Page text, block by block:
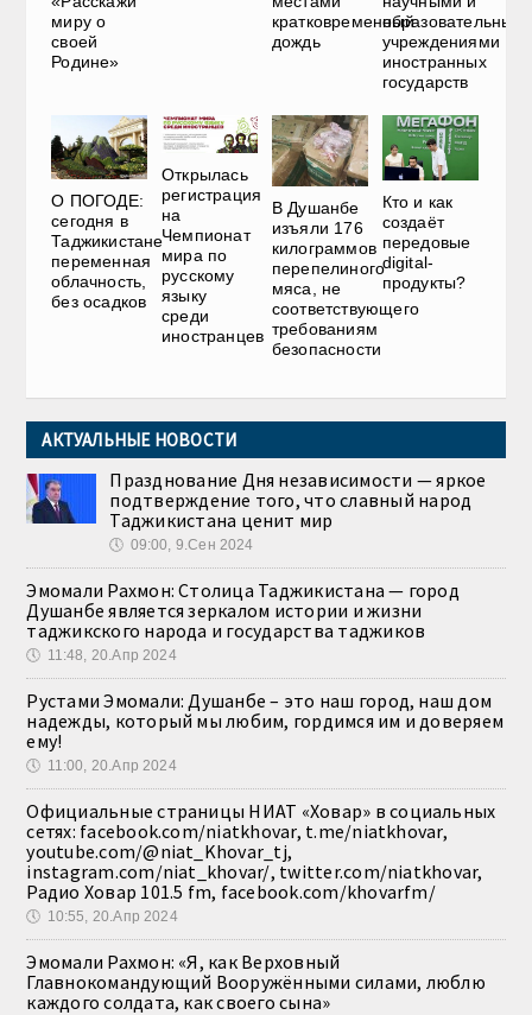
миру о
своей
Родине»
кратковременный
дождь
учреждениями
иностранных
государств
О ПОГОДЕ:
сегодня в
Таджикистане
переменная
облачность,
без осадков
Открылась
регистрация
на
Чемпионат
мира по
русскому
языку
среди
иностранцев
В Душанбе
изъяли 176
килограммов
перепелиного
мяса, не
соответствующего
требованиям
безопасности
Кто и как
создаёт
передовые
digital-
продукты?
АКТУАЛЬНЫЕ НОВОСТИ
Празднование Дня независимости — яркое
подтверждение того, что славный народ
Таджикистана ценит мир
🕔 09:00, 9.Сен 2024
Эмомали Рахмон: Столица Таджикистана — город
Душанбе является зеркалом истории и жизни
таджикского народа и государства таджиков
🕔 11:48, 20.Апр 2024
Рустами Эмомали: Душанбе – это наш город, наш дом
надежды, который мы любим, гордимся им и доверяем
ему!
🕔 11:00, 20.Апр 2024
Официальные страницы НИАТ «Ховар» в социальных
сетях: facebook.com/niatkhovar, t.me/niatkhovar,
youtube.com/@niat_Khovar_tj,
instagram.com/niat_khovar/, twitter.com/niatkhovar,
Радио Ховар 101.5 fm, facebook.com/khovarfm/
🕔 10:55, 20.Апр 2024
Эмомали Рахмон: «Я, как Верховный
Главнокомандующий Вооружёнными силами, люблю
каждого солдата, как своего сына»